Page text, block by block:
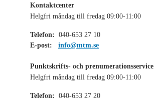
Kontaktcenter
Helgfri måndag till fredag 09:00-11:00
Telefon: 040-653 27 10
E-post:
info@mtm.se
Punktskrifts- och prenumerationsservice
Helgfri måndag till fredag 09:00-11:00
Telefon: 040-653 27 20